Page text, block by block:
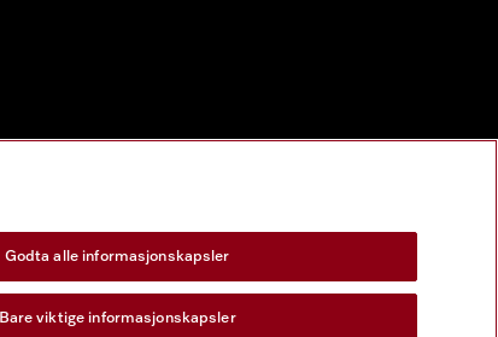
Godta alle informasjonskapsler
Bare viktige informasjonskapsler